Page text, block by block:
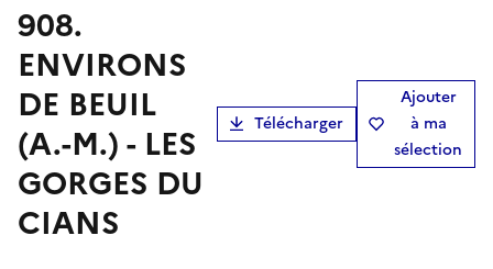
908.
ENVIRONS
DE BEUIL
(A.-M.) - LES
GORGES DU
CIANS
Télécharger
Ajouter
à ma
sélection